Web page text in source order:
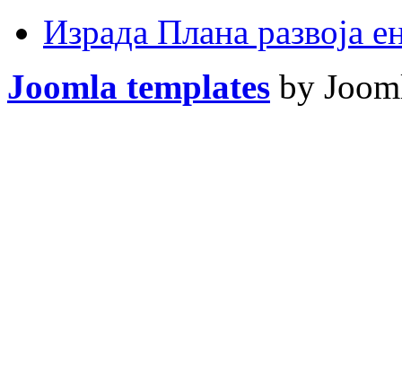
Израда Плана развоја
Joomla templates by